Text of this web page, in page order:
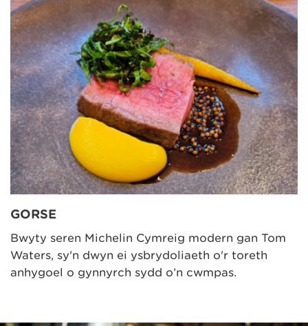
GORSE
Bwyty seren Michelin Cymreig modern gan Tom
Waters, sy'n dwyn ei ysbrydoliaeth o'r toreth
anhygoel o gynnyrch sydd o’n cwmpas.